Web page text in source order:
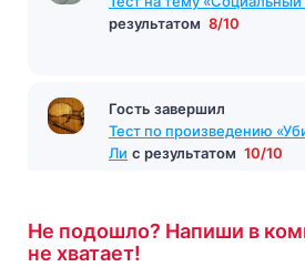
Тест «Тёмные аллеи» с
Тест на тему «Социальный
результатом 8/10
Гость завершил
Тест по произведению
Не подошло? Напиши в
не хватает!